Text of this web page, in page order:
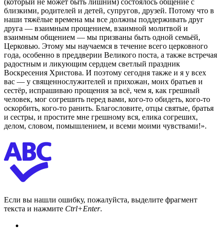
близкими, родителей и детей, супругов, друзей. Потому что в
наши тяжёлые времена мы все должны поддерживать друг
друга — взаимным прощением, взаимной молитвой и
взаимным общением — мы призваны быть одной семьёй,
Церковью. Этому мы научаемся в течение всего церковного
года, особенно в преддверии Великого поста, а также встречая
радостным и ликующим сердцем светлый праздник
Воскресения Христова. И поэтому сегодня также и я у всех
вас — у священнослужителей и прихожан, моих братьев и
сестёр, испрашиваю прощения за всё, чем я, как грешный
человек, мог согрешить перед вами, кого-то обидеть, кого-то
оскорбить, кого-то ранить. Благословите, отцы святые, братья
и сестры, и простите мне грешному вся, елика согреших,
делом, словом, помышлением, и всеми моими чувствами!».
Если вы нашли ошибку, пожалуйста, выделите фрагмент
текста и нажмите Ctrl+Enter.